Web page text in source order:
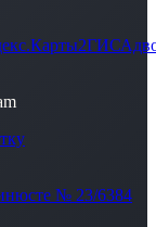
2ГИС
№ 23/6384